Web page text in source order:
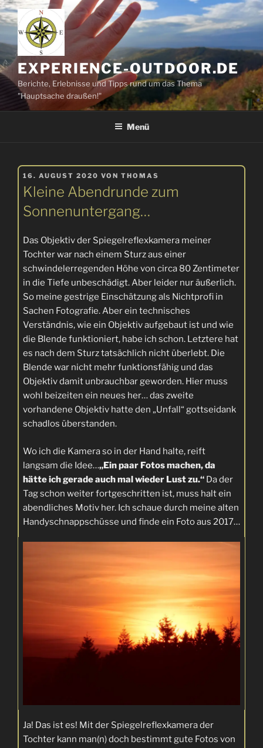
Zum
Inhalt
springen
EXPERIENCE-OUTDOOR.DE
Berichte, Erlebnisse und Tipps rund um das Thema
"Hauptsache draußen!"
Menü
VERÖFFENTLICHT
AM
16. AUGUST 2020 VON THOMAS
Kleine Abendrunde zum
Sonnenuntergang…
Das Objektiv der Spiegelreflexkamera meiner
Tochter war nach einem Sturz aus einer
schwindelerregenden Höhe von circa 80 Zentimeter
in die Tiefe unbeschädigt. Aber leider nur äußerlich.
So meine gestrige Einschätzung als Nichtprofi in
Sachen Fotografie. Aber ein technisches
Verständnis, wie ein Objektiv aufgebaut ist und wie
die Blende funktioniert, habe ich schon. Letztere hat
es nach dem Sturz tatsächlich nicht überlebt. Die
Blende war nicht mehr funktionsfähig und das
Objektiv damit unbrauchbar geworden. Hier muss
wohl beizeiten ein neues her… das zweite
vorhandene Objektiv hatte den „Unfall“ gottseidank
schadlos überstanden.
Wo ich die Kamera so in der Hand halte, reift
langsam die Idee…„Ein paar Fotos machen, da
hätte ich gerade auch mal wieder Lust zu.“ Da der
Tag schon weiter fortgeschritten ist, muss halt ein
abendliches Motiv her. Ich schaue durch meine alten
Handyschnappschüsse und finde ein Foto aus 2017…
Ja! Das ist es! Mit der Spiegelreflexkamera der
Tochter kann man(n) doch bestimmt gute Fotos von